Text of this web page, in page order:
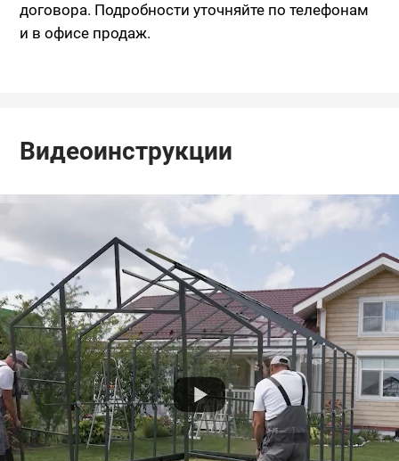
договора. Подробности уточняйте по телефонам
и в офисе продаж.
Видеоинструкции